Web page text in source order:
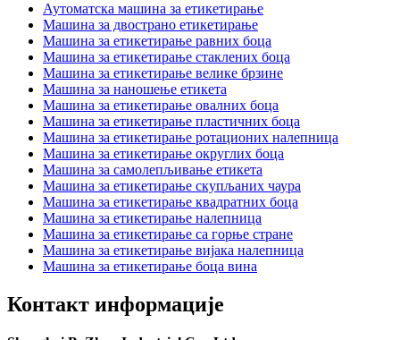
Аутоматска машина за етикетирање
Машина за двострано етикетирање
Машина за етикетирање равних боца
Машина за етикетирање стаклених боца
Машина за етикетирање велике брзине
Машина за наношење етикета
Машина за етикетирање овалних боца
Машина за етикетирање пластичних боца
Машина за етикетирање ротационих налепница
Машина за етикетирање округлих боца
Машина за самолепљивање етикета
Машина за етикетирање скупљаних чаура
Машина за етикетирање квадратних боца
Машина за етикетирање налепница
Машина за етикетирање са горње стране
Машина за етикетирање вијака налепница
Машина за етикетирање боца вина
Контакт информације